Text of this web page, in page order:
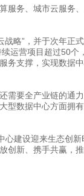
务、城市云服务、
”，并于次年正式
运营项目超过50
务支撑，实现数据
要全产业链的通力
型数据中心方面拥
建设迎来生态创新
创新、携手共赢，